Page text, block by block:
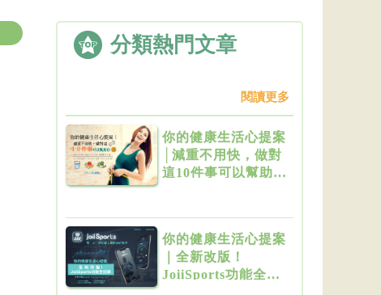
分類熱門文章
閱讀更多
你的健康生活心提案
│減重不用快，做對
這10件事可以幫助
你的健康生活心提案
｜全新改版！
JoiiSports功能全記